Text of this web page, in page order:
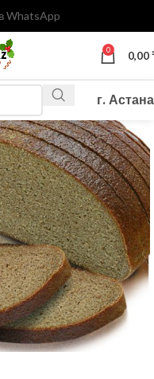
WhatsApp
0 0,00
г. Астана